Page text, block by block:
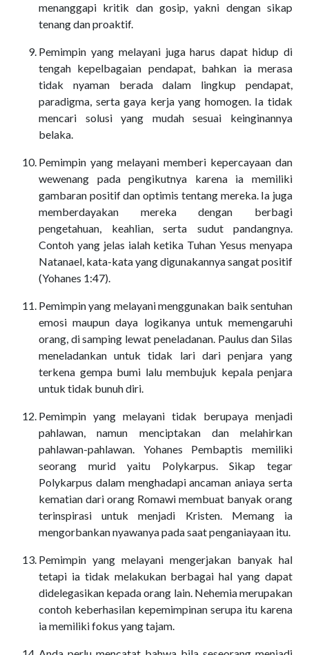
menanggapi kritik dan gosip, yakni dengan sikap
tenang dan proaktif.
Pemimpin yang melayani juga harus dapat hidup di
tengah kepelbagaian pendapat, bahkan ia merasa
tidak nyaman berada dalam lingkup pendapat,
paradigma, serta gaya kerja yang homogen. Ia tidak
mencari solusi yang mudah sesuai keinginannya
belaka.
Pemimpin yang melayani memberi kepercayaan dan
wewenang pada pengikutnya karena ia memiliki
gambaran positif dan optimis tentang mereka. Ia juga
memberdayakan mereka dengan berbagi
pengetahuan, keahlian, serta sudut pandangnya.
Contoh yang jelas ialah ketika Tuhan Yesus menyapa
Natanael, kata-kata yang digunakannya sangat positif
(Yohanes 1:47).
Pemimpin yang melayani menggunakan baik sentuhan
emosi maupun daya logikanya untuk memengaruhi
orang, di samping lewat peneladanan. Paulus dan Silas
meneladankan untuk tidak lari dari penjara yang
terkena gempa bumi lalu membujuk kepala penjara
untuk tidak bunuh diri.
Pemimpin yang melayani tidak berupaya menjadi
pahlawan, namun menciptakan dan melahirkan
pahlawan-pahlawan. Yohanes Pembaptis memiliki
seorang murid yaitu Polykarpus. Sikap tegar
Polykarpus dalam menghadapi ancaman aniaya serta
kematian dari orang Romawi membuat banyak orang
terinspirasi untuk menjadi Kristen. Memang ia
mengorbankan nyawanya pada saat penganiayaan itu.
Pemimpin yang melayani mengerjakan banyak hal
tetapi ia tidak melakukan berbagai hal yang dapat
didelegasikan kepada orang lain. Nehemia merupakan
contoh keberhasilan kepemimpinan serupa itu karena
ia memiliki fokus yang tajam.